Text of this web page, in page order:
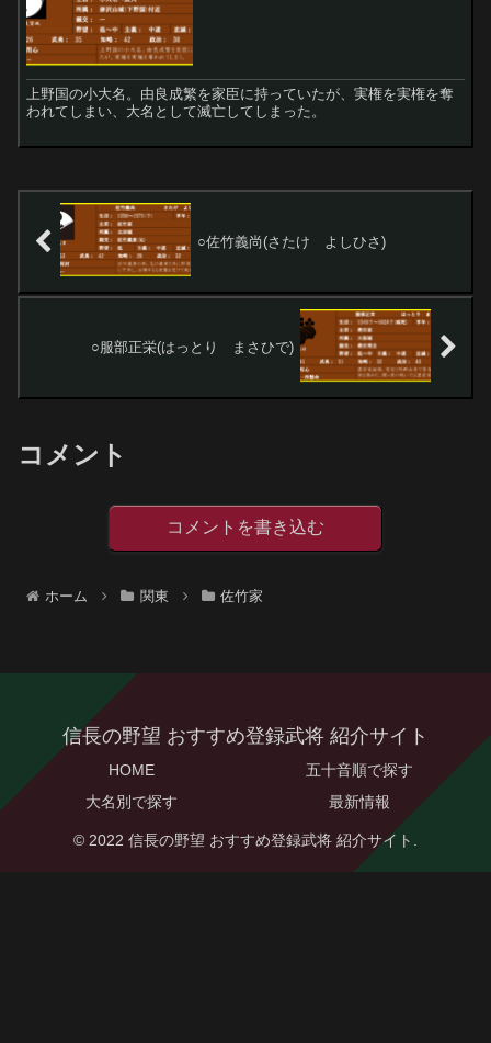
上野国の小大名。由良成繁を家臣に持っていたが、実権を実権を奪
われてしまい、大名として滅亡してしまった。
○佐竹義尚(さたけ よしひさ)
○服部正栄(はっとり まさひで)
コメント
コメントを書き込む
ホーム 関東 佐竹家
信長の野望 おすすめ登録武将 紹介サイト
HOME
五十音順で探す
大名別で探す
最新情報
© 2022 信長の野望 おすすめ登録武将 紹介サイト.